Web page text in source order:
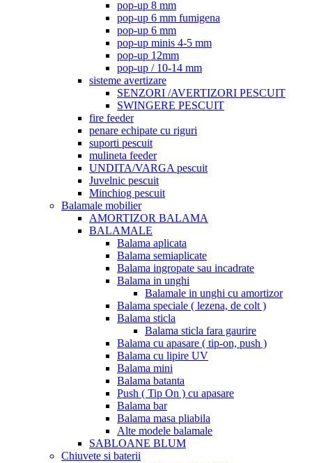
pop-up 8 mm
pop-up 6 mm fumigena
pop-up 6 mm
pop-up minis 4-5 mm
pop-up 12mm
pop-up / 10-14 mm
sisteme avertizare
SENZORI /AVERTIZORI PESCUIT
SWINGERE PESCUIT
fire feeder
penare echipate cu riguri
suporti pescuit
mulineta feeder
UNDITA/VARGA pescuit
Juvelnic pescuit
Minchiog pescuit
Balamale mobilier
AMORTIZOR BALAMA
BALAMALE
Balama aplicata
Balama semiaplicate
Balama ingropate sau incadrate
Balama in unghi
Balamale in unghi cu amortizor
Balama speciale ( lezena, de colt )
Balama sticla
Balama sticla fara gaurire
Balama cu apasare ( tip-on, push )
Balama cu lipire UV
Balama mini
Balama batanta
Push ( Tip On ) cu apasare
Balama bar
Balama masa pliabila
Alte modele balamale
SABLOANE BLUM
Chiuvete si baterii